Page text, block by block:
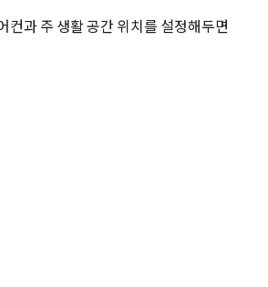
컨과 주 생활 공간 위치를 설정해두면